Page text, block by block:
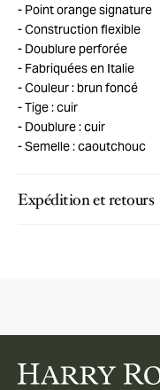
Point orange signature
Construction flexible
Doublure perforée
Fabriquées en Italie
Couleur : brun foncé
Tige : cuir
Doublure : cuir
Semelle : caoutchouc
Expédition et retours